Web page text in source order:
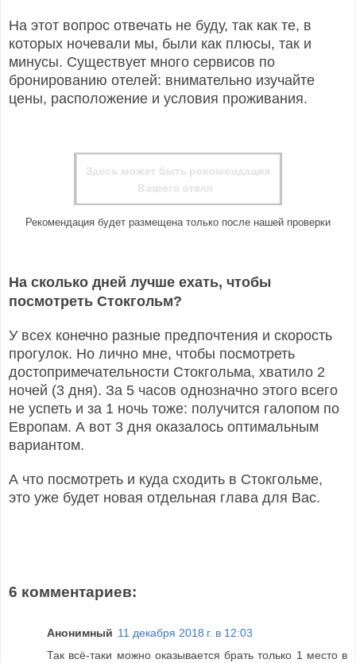
На этот вопрос отвечать не буду, так как те, в
которых ночевали мы, были как плюсы, так и
минусы. Существует много сервисов по
бронированию отелей: внимательно изучайте
цены, расположение и условия проживания.
Рекомендация будет размещена только после нашей проверки
На сколько дней лучше ехать, чтобы
посмотреть Стокгольм?
У всех конечно разные предпочтения и скорость
прогулок. Но лично мне, чтобы посмотреть
достопримечательности Стокгольма, хватило 2
ночей (3 дня). За 5 часов однозначно этого всего
не успеть и за 1 ночь тоже: получится галопом по
Европам. А вот 3 дня оказалось оптимальным
вариантом.
А что посмотреть и куда сходить в Стокгольме,
это уже будет новая отдельная глава для Вас.
6 комментариев:
Анонимный 11 декабря 2018 г. в 12:03
Так всё-таки можно оказывается брать только 1 место в